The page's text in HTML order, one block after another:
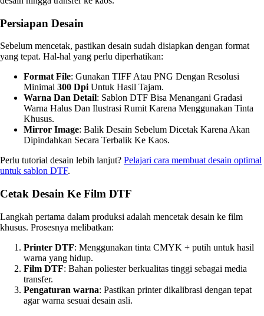
Persiapan Desain
Sebelum mencetak, pastikan desain sudah disiapkan dengan format
yang tepat. Hal-hal yang perlu diperhatikan:
Format File: Gunakan TIFF Atau PNG Dengan Resolusi
Minimal 300 DpiUntuk Hasil Tajam.
Warna Dan Detail: Sablon DTF Bisa Menangani Gradasi
Warna Halus Dan Ilustrasi Rumit Karena Menggunakan Tinta
Khusus.
Mirror Image: Balik Desain Sebelum Dicetak Karena Akan
Dipindahkan Secara Terbalik Ke Kaos.
Perlu tutorial desain lebih lanjut? Pelajari cara membuat desain optimal
untuk sablon DTF.
Cetak Desain Ke Film DTF
Langkah pertama dalam produksi adalah mencetak desain ke film
khusus. Prosesnya melibatkan:
Printer DTF: Menggunakan tinta CMYK + putih untuk hasil
warna yang hidup.
Film DTF: Bahan poliester berkualitas tinggi sebagai media
transfer.
Pengaturan warna: Pastikan printer dikalibrasi dengan tepat
agar warna sesuai desain asli.